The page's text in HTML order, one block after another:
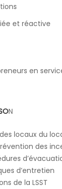
et réactive
en
N
locaux du
des
d’entretien
de la LSST